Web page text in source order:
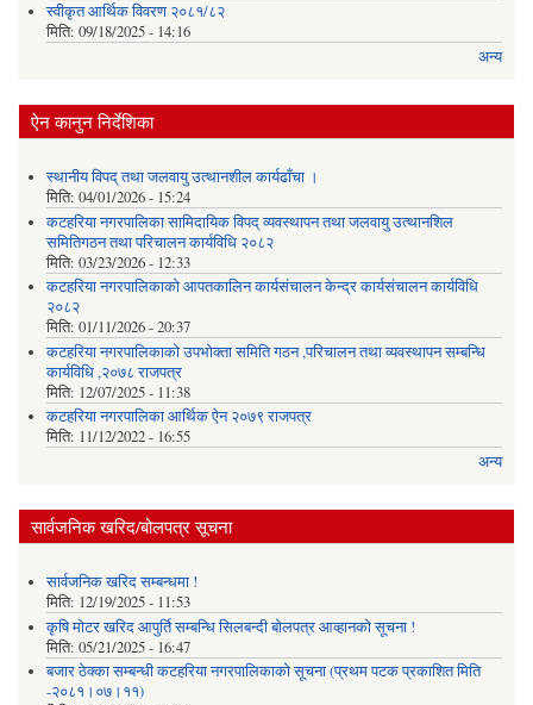
स्वीकृत आर्थिक विवरण २०८१/८२
मिति: 09/18/2025 - 14:16
अन्य
ऐन कानुन निर्देशिका
स्थानीय विपद् तथा जलवायु उत्थानशील कार्यढाँचा ।
मिति: 04/01/2026 - 15:24
कटहरिया नगरपालिका सामिदायिक विपद् व्यवस्थापन तथा जलवायु उत्थानशिल
समितिगठन तथा परिचालन कार्यविधि २०८२
मिति: 03/23/2026 - 12:33
कटहरिया नगरपालिकाको आपतकालिन कार्यसंचालन केन्द्र कार्यसंचालन कार्यविधि
२०८२
मिति: 01/11/2026 - 20:37
कटहरिया नगरपालिकाको उपभोक्ता समिति गठन ,परिचालन तथा व्यवस्थापन सम्बन्धि
कार्यविधि ,२०७८ राजपत्र
मिति: 12/07/2025 - 11:38
कटहरिया नगरपालिका आर्थिक ऐन २०७९ राजपत्र
मिति: 11/12/2022 - 16:55
अन्य
सार्वजनिक खरिद/बोलपत्र सूचना
सार्वजनिक खरिद सम्बन्धमा !
मिति: 12/19/2025 - 11:53
कृषि मोटर खरिद आपुर्ति सम्बन्धि सिलबन्दी बोलपत्र आव्हानको सूचना !
मिति: 05/21/2025 - 16:47
बजार ठेक्का सम्बन्धी कटहरिया नगरपालिकाको सूचना (प्रथम पटक प्रकाशित मिति
-२०८१।०७।११)